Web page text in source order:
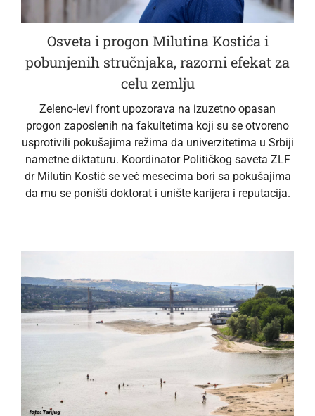
Osveta i progon Milutina Kostića i
pobunjenih stručnjaka, razorni efekat za
celu zemlju
Zeleno-levi front upozorava na izuzetno opasan
progon zaposlenih na fakultetima koji su se otvoreno
usprotivili pokušajima režima da univerzitetima u Srbiji
nametne diktaturu. Koordinator Političkog saveta ZLF
dr Milutin Kostić se već mesecima bori sa pokušajima
da mu se poništi doktorat i unište karijera i reputacija.